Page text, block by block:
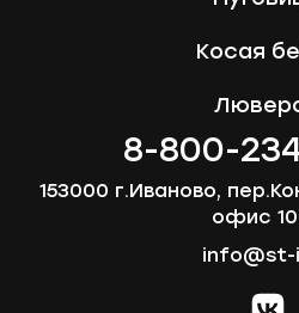
Косая
8-800-
153000 г.Иваново,
офис
info@st-